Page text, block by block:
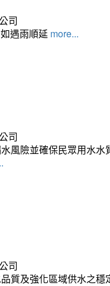
司
遇雨順延 more...
司
風險並確保民眾用水
司
質及強化區域供水之